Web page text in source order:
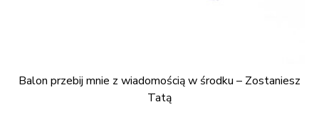
Balon przebij mnie z wiadomością w środku – Zostaniesz
Tatą